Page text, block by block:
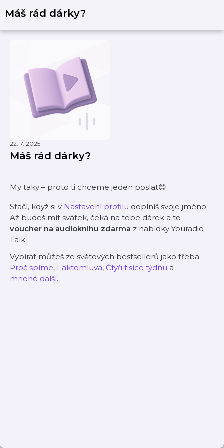
Máš rád dárky?
22. 7. 2025
Máš rád dárky?
My taky – proto ti chceme jeden poslat😊
Stačí, když si v Nastavení profilu doplníš svoje jméno.
Až budeš mít svátek, čeká na tebe dárek a to
voucher na audioknihu zdarma z nabídky Youradio
Talk.
Vybírat můžeš ze světových bestsellerů jako třeba
Proč spíme, Faktomluva, Čtyři tisíce týdnu a
mnohé další.